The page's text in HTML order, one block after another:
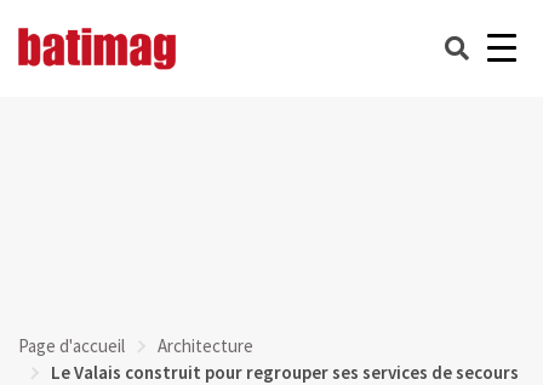
Page d'accueil
Architecture
Le Valais construit pour regrouper ses services de secours